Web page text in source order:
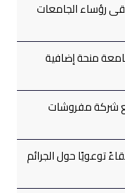
رؤساء الجامعات
منحة إضافية
شركة مفروشات
توعويًا حول الجرائم